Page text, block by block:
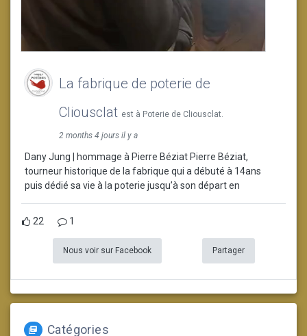
La fabrique de poterie de
Cliousclat est à Poterie de Cliousclat.
2 months 4 jours il y a
Dany Jung | hommage à Pierre Béziat Pierre Béziat,
tourneur historique de la fabrique qui a débuté à 14ans
puis dédié sa vie à la poterie jusqu’à son départ en
22 1
Nous voir sur Facebook Partager
Catégories